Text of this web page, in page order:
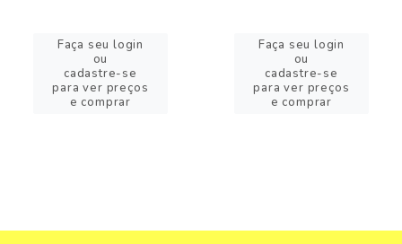
Faça seu login
ou
cadastre-se
para ver preços
e comprar
Faça seu login
ou
cadastre-se
para ver preços
e comprar